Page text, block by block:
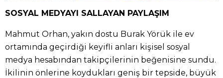
SOSYAL MEDYAYI SALLAYAN PAYLAŞIM
Mahmut Orhan, yakın dostu Burak Yörük ile ev
ortamında geçirdiği keyifli anları kişisel sosyal
medya hesabından takipçilerinin beğenisine sundu.
İkilinin önlerine koydukları geniş bir tepside, büyük